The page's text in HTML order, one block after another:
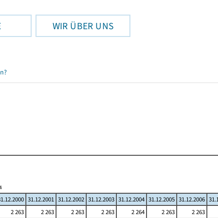
WIR ÜBER UNS
31.12.2001 31.12.2002 31.12.2003 31.12.2004 31.12.2005 31.12.2006
2 263 2 263 2 263 2 263 2 264 2 263
2 263